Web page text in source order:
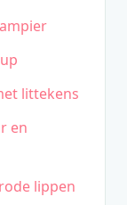
littekens
en
lippen